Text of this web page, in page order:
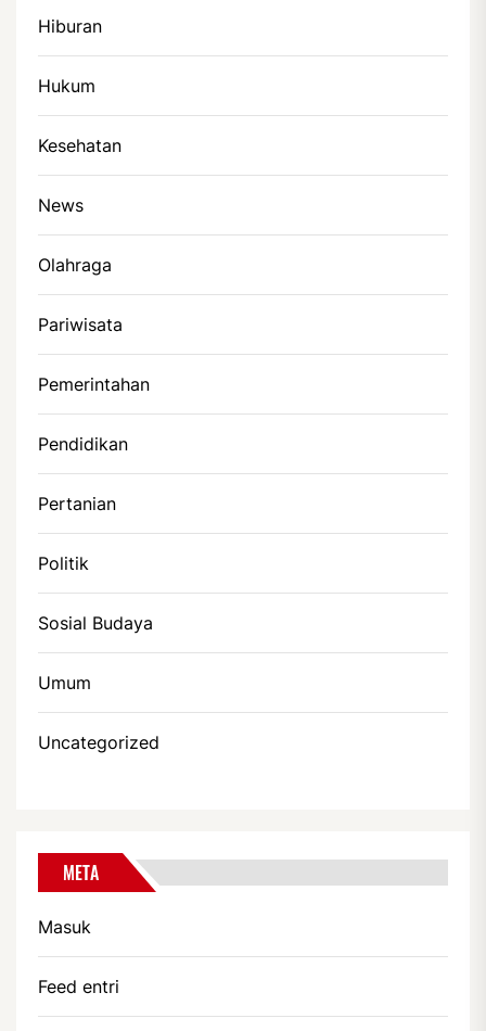
Hiburan
Hukum
Kesehatan
News
Olahraga
Pariwisata
Pemerintahan
Pendidikan
Pertanian
Politik
Sosial Budaya
Umum
Uncategorized
META
Masuk
Feed entri